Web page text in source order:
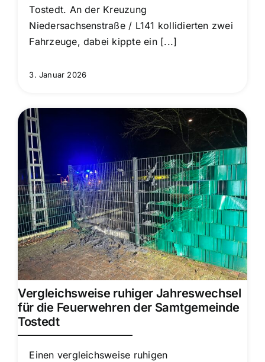
Tostedt. An der Kreuzung
Niedersachsenstraße / L141 kollidierten zwei
Fahrzeuge, dabei kippte ein [...]
3. Januar 2026
Vergleichsweise ruhiger Jahreswechsel
für die Feuerwehren der Samtgemeinde
Tostedt
Einen vergleichsweise ruhigen